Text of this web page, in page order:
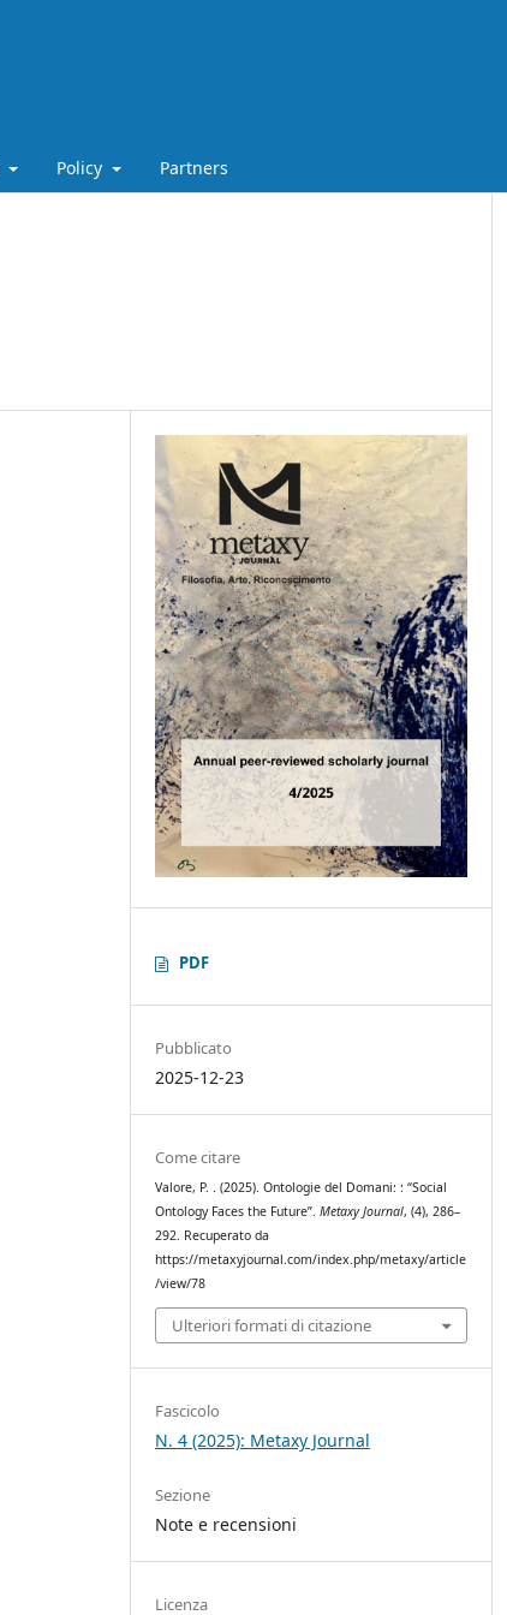
Policy Partners
PDF
Pubblicato
2025-12-23
Come citare
Valore, P. . (2025). Ontologie del Domani: : “Social
Ontology Faces the Future”.Metaxy Journal, (4), 286–
292. Recuperato da
https://metaxyjournal.com/index.php/metaxy/article
/view/78
Ulteriori formati di citazione
Fascicolo
N. 4 (2025): Metaxy Journal
Sezione
Note e recensioni
Licenza